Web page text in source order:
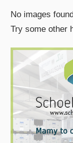
No images
Try some other